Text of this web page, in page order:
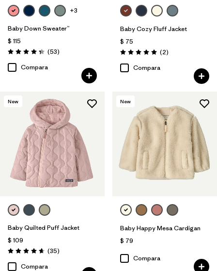
+3
Baby Down Sweater™
$ 115
Valoración: 4.4 / 5
(53Comentarios
)
Compara
Baby Cozy Fluff Jacket
$ 75
Valoración: 5.0 / 5
(2Comentarios
)
Compara
New
Baby Quilted Puff Jacket
$ 109
Valoración: 4.7 / 5
(35Comentarios
)
Compara
New
Baby Happy Mesa Cardigan
$ 79
Compara